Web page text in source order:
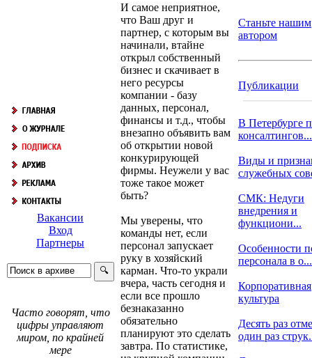
Вакансии
Вход
Партнеры
Часто говорят, что
цифры управляют
миром, по крайней
мере
И самое неприятное,
что Ваш друг и
партнер, с которым вы
начинали, втайне
открыл собственный
бизнес и скачивает в
него ресурсы
компании - базу
данных, персонал,
финансы и т.д., чтобы
внезапно объявить вам
об открытии новой
конкурирующей
фирмы. Неужели у вас
тоже такое может
быть?
Мы уверены, что
команды нет, если
персонал запускает
руку в хозяйский
карман. Что-то украли
вчера, часть сегодня и
если все прошло
безнаказанно
обязательно
планируют это сделать
завтра. По статистике,
Станьте нашим
автором
Публикации
В Петербурге
консалтингов...
Виды и
служебных
СМК: Недуги
внедрения и
функциони...
Особенности
персонала в о...
Корпоративная
культура
Десять раз
один раз